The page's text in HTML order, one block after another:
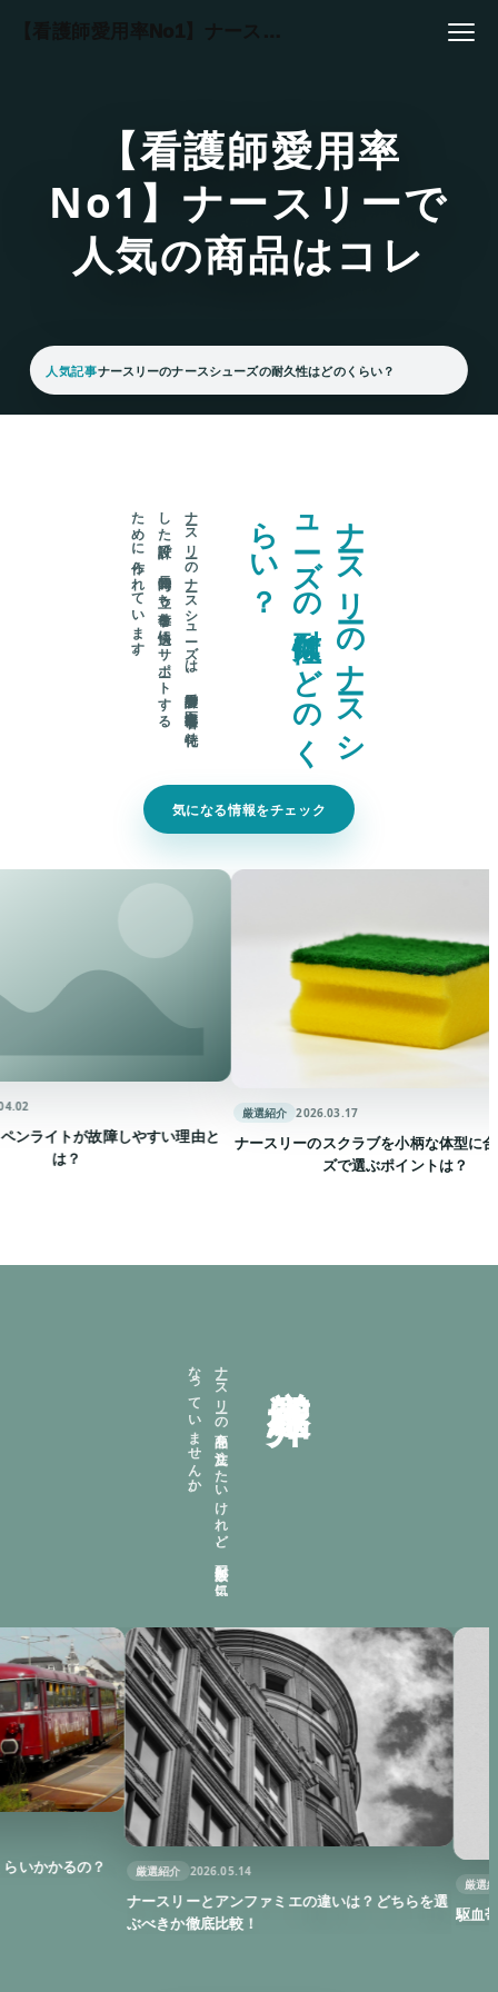
【看護師愛用率
No1】ナースリーで
人気の商品はコレ
人気記事ナースリーのナースシューズの耐久性はどのくらい？
ナ
ー
ス
リ
ー
の
ナ
ー
ス
シ
ュ
ー
ズ
の
耐
久
性
は
ど
の
く
ら
い
？
ナ
ース
リ
ーの
ナ
ース
シ
ュ
ーズ
は
、
看護師や
医療従事者に
特化
し
た
設計で
、
長時間の
立ち
仕事を
快適に
サ
ポ
ート
す
る
た
め
に
作ら
れ
て
い
ま
す
。
気になる情報をチェック
トが故障しやすい理由と
2026.03.17
ナースリーのスクラブを小柄な体型に合ったサ
ズで選ぶポイントは？
ナ
ース
リ
ーの
商品を
注文し
た
い
け
れ
ど
、
配送日数が
気に
な
っ
て
い
ま
せ
ん
か
。
るの？ 厳選紹介 2026.05.14
ナースリーとアンファミエの違いは？どちらを選
ぶべきか徹底比較！
駆血帯の正